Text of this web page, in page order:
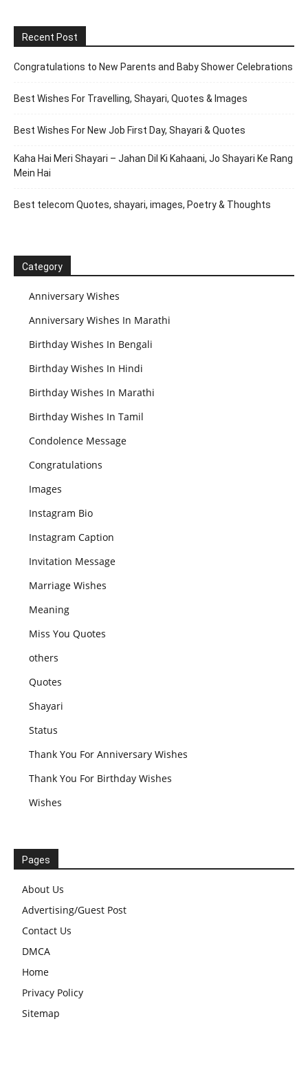
Recent Post
Congratulations to New Parents and Baby Shower Celebrations
Best Wishes For Travelling, Shayari, Quotes & Images
Best Wishes For New Job First Day, Shayari & Quotes
Kaha Hai Meri Shayari – Jahan Dil Ki Kahaani, Jo Shayari Ke Rang
Mein Hai
Best telecom Quotes, shayari, images, Poetry & Thoughts
Category
Anniversary Wishes
Anniversary Wishes In Marathi
Birthday Wishes In Bengali
Birthday Wishes In Hindi
Birthday Wishes In Marathi
Birthday Wishes In Tamil
Condolence Message
Congratulations
Images
Instagram Bio
Instagram Caption
Invitation Message
Marriage Wishes
Meaning
Miss You Quotes
others
Quotes
Shayari
Status
Thank You For Anniversary Wishes
Thank You For Birthday Wishes
Wishes
Pages
About Us
Advertising/Guest Post
Contact Us
DMCA
Home
Privacy Policy
Sitemap